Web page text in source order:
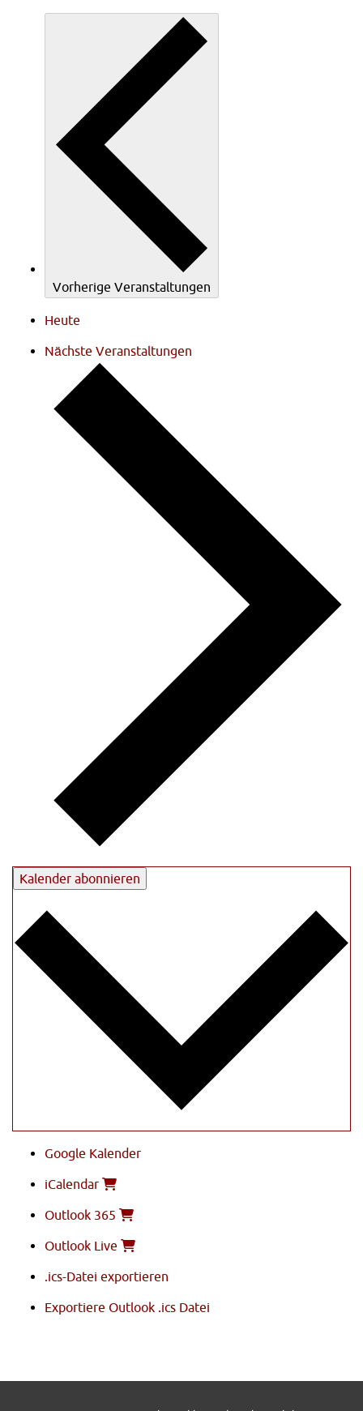
Vorherige Veranstaltungen
Heute
Nächste Veranstaltungen
Kalender abonnieren
Google Kalender
iCalendar
Outlook 365
Outlook Live
.ics-Datei exportieren
Exportiere Outlook .ics Datei